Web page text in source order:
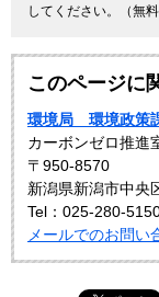
してください。（無料
このページに
環境局 環境政策
カーボンゼロ推進
〒950-8570
新潟県新潟市中
Tel：025-280-
メールでのお問い